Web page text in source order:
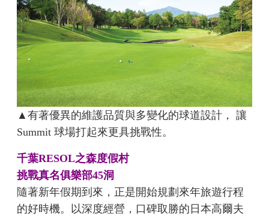
▲有著優異的維護品質與多變化的球道設計， 讓
Summit 球場打起來更具挑戰性。
千葉RESOL之森度假村
挑戰真名俱樂部45洞
隨著新年假期到來，正是開始規劃來年旅遊行程
的好時機。以深度經營，口碑取勝的日本高爾夫